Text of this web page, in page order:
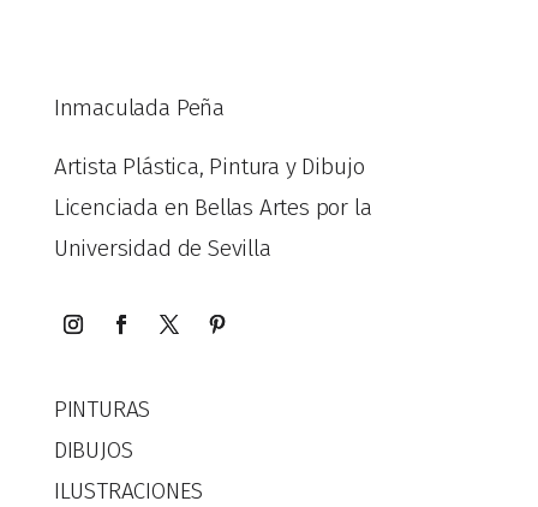
Inmaculada Peña
Artista Plástica, Pintura y Dibujo
Licenciada en Bellas Artes por la
Universidad de Sevilla
PINTURAS
DIBUJOS
ILUSTRACIONES